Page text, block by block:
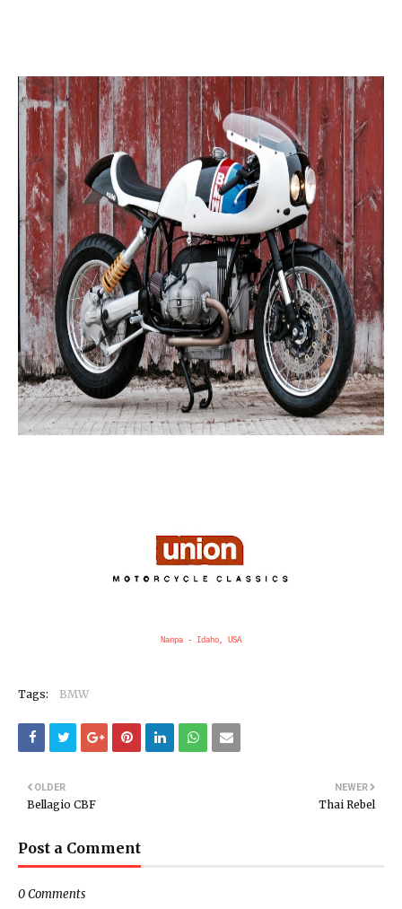
Nanpa - Idaho, USA
Tags: BMW
NEWER
Thai Rebel
OLDER
Bellagio CBF
Post a Comment
0 Comments